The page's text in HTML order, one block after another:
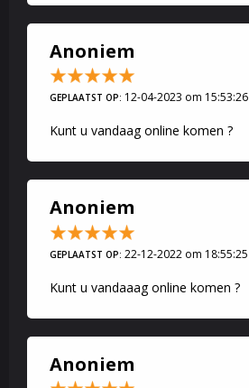
Anoniem
GEPLAATST OP: 12-04-2023 om 15:53:26
Kunt u vandaag online komen ?
Anoniem
GEPLAATST OP: 22-12-2022 om 18:55:25
Kunt u vandaaag online komen ?
Anoniem